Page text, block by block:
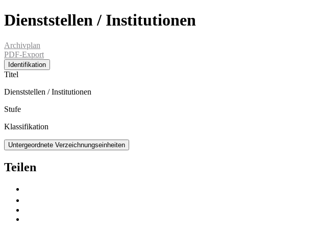
Dienststellen / Institutionen
Archivplan
PDF-Export
Identifikation
Titel
Dienststellen / Institutionen
Stufe
Klassifikation
Untergeordnete Verzeichnungseinheiten
Teilen